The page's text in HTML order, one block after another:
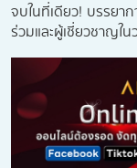
จบในที่เดียว! บรรยา
ร่วมและผู้เชี่ยวชาญใ